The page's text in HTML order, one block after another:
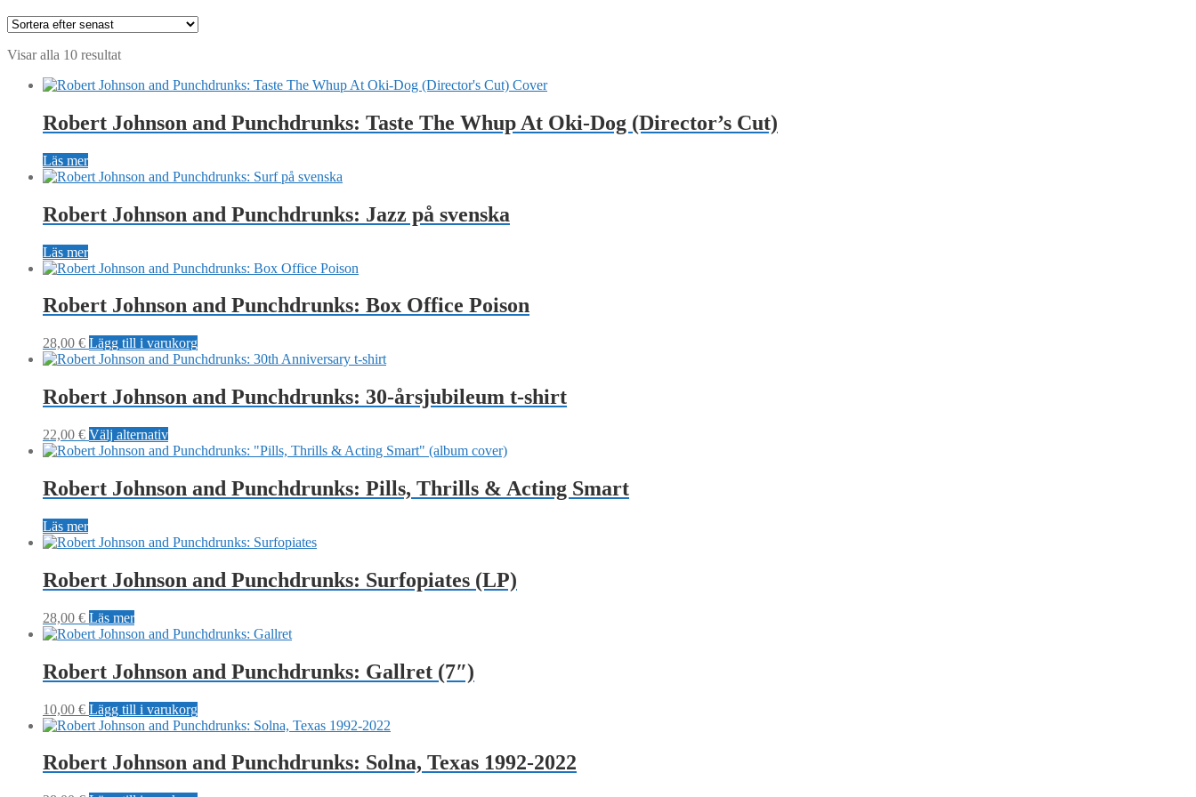
Visar alla 10 resultatSortera
senaste
Robert Johnson and Punchdrunks: Taste The Whup At Oki-Dog (Director’s Cut)
Läs mer
Robert Johnson and Punchdrunks: Jazz på svenska
Läs mer
Robert Johnson and Punchdrunks: Box Office Poison
28,00 € Lägg till i varukorg
Robert Johnson and Punchdrunks: 30-årsjubileum t-shirt
22,00 € Välj alternativDen
här
flera
olika
kan
väljas
produktsidan
Robert Johnson and Punchdrunks: Pills, Thrills & Acting Smart
Läs mer
Robert Johnson and Punchdrunks: Surfopiates (LP)
28,00 € Läs mer
Robert Johnson and Punchdrunks: Gallret (7″)
10,00 € Lägg till i varukorg
Robert Johnson and Punchdrunks: Solna, Texas 1992-2022